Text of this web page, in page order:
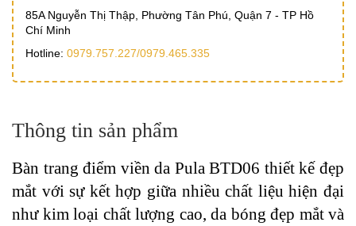
85A Nguyễn Thị Thập, Phường Tân Phú, Quận 7 - TP Hồ
Chí Minh
Hotline: 0979.757.227/0979.465.335
Thông tin sản phẩm
Bàn trang điểm viền da Pula BTD06 thiết kế đẹp
mắt với sự kết hợp giữa nhiều chất liệu hiện đại
như kim loại chất lượng cao, da bóng đẹp mắt và